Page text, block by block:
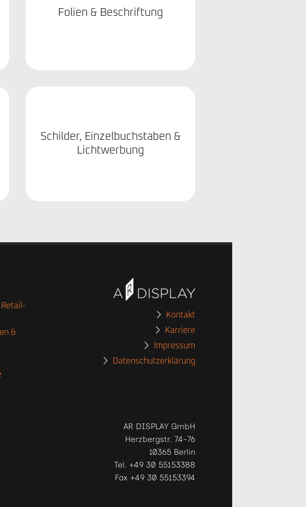
Folien & Beschriftung
Schilder, Einzelbuchstaben &
Lichtwerbung
&
Kontakt
Karriere
Impressum
Datenschutzerklärung
AR DISPLAY GmbH
Herzbergstr. 74-76
10365 Berlin
Tel. +49 30 55153388
Fax +49 30 55153394